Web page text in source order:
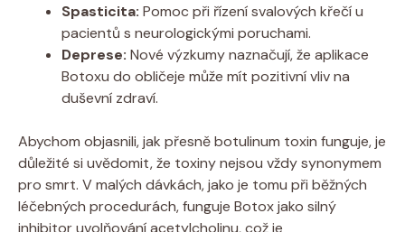
Spasticita: Pomoc při řízení svalových křečí u
pacientů s neurologickými poruchami.
Deprese: Nové výzkumy naznačují, že aplikace
Botoxu do obličeje může mít pozitivní vliv na
duševní zdraví.
Abychom objasnili, jak přesně botulinum toxin funguje, je
důležité si uvědomit, že toxiny nejsou vždy synonymem
pro smrt. V malých dávkách, jako je tomu při běžných
léčebných procedurách, funguje Botox jako silný
inhibitor uvolňování acetylcholinu, což je